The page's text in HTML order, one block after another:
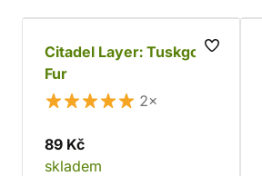
Citadel Layer: Tuskgor
Fur
2×
89 Kč
skladem